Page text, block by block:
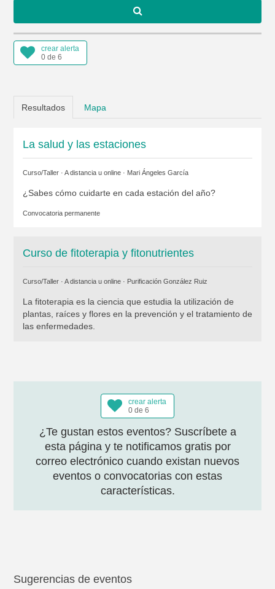
crear alerta
0 de 6
Resultados Mapa
La salud y las estaciones
Curso/Taller · A distancia u online · Mari Ángeles García
¿Sabes cómo cuidarte en cada estación del año?
Convocatoria permanente
Curso de fitoterapia y fitonutrientes
Curso/Taller · A distancia u online · Purificación González Ruiz
La fitoterapia es la ciencia que estudia la utilización de
plantas, raíces y flores en la prevención y el tratamiento de
las enfermedades.
crear alerta
0 de 6
¿Te gustan estos eventos? Suscríbete a
esta página y te notificamos gratis por
correo electrónico cuando existan nuevos
eventos o convocatorias con estas
características.
Sugerencias de eventos